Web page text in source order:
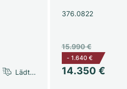
Lädt...
376.0822
14.350 €
15.990 €
- 1.640 €